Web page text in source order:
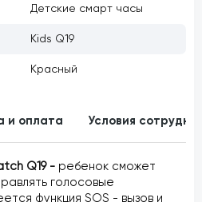
Детские смарт часы
Kids Q19
Красный
и оплата Условия
Q19 - ребенок сможет
голосовые
функция SOS - вызов и